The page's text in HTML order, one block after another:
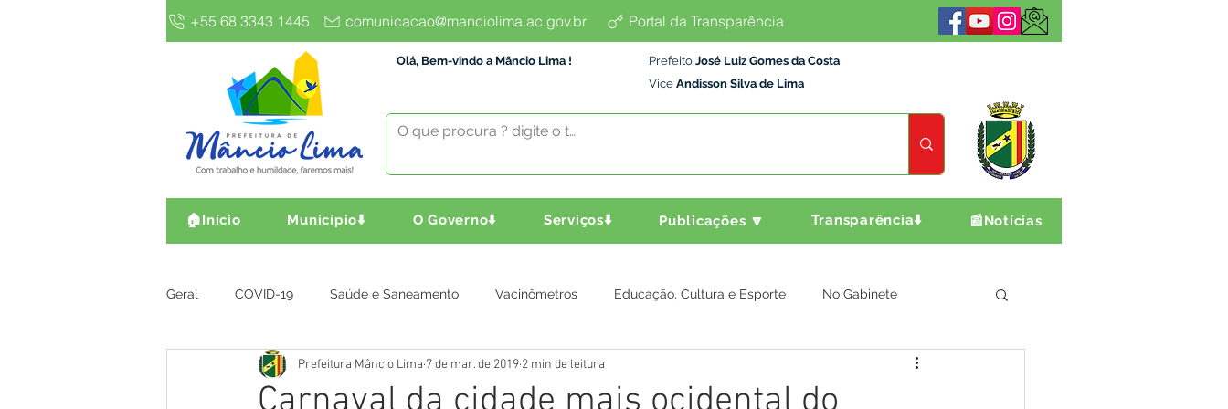
+55 68 3343 1445 comunicacao@manciolima.ac.gov.br Portal da Transparência
Olá, Bem-vindo a Mâncio Lima ! Prefeito José Luiz Gomes da Costa
Vice Andisson Silva de Lima
🏠Início Município⬇️ O Governo⬇️ Serviços⬇️ Publicações 🔽 Transparência⬇️ 📰Notícias
Geral COVID-19 Saúde e Saneamento Vacinômetros Educação, Cultura e Esporte No Gabinete
Gestão e Finanças Infra, Obra e Transporte Assistência Social Agricultura e Produção
Prefeitura Mâncio Lima 7 de mar. de 2019 2 min de leitura